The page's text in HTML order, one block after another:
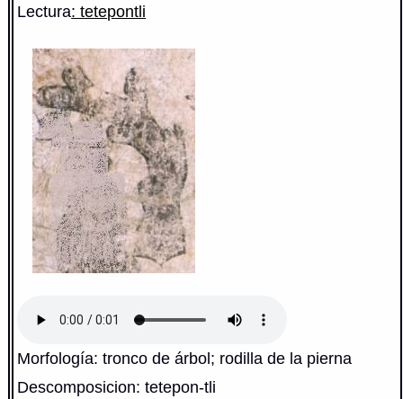
Lectura: tetepontli
Morfología: tronco de árbol; rodilla de la pierna
Descomposicion: tetepon-tli